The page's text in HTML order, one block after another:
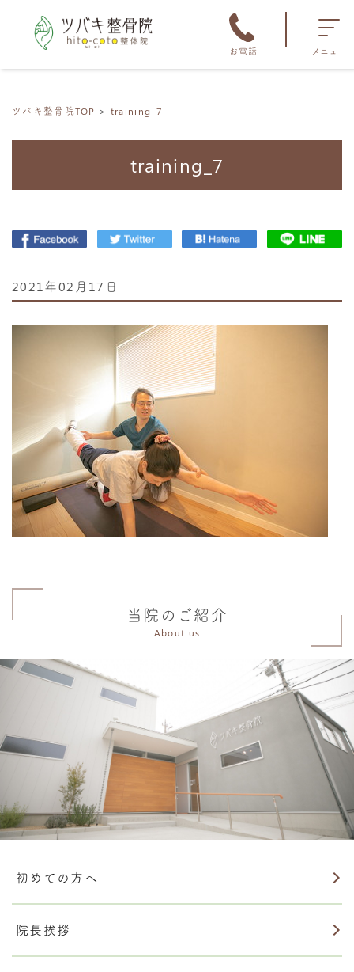
お電話 メニュー
ツバキ整骨院TOP training_7
training_7
2021年02月17日
当院のご紹介
About us
初めての方へ
院長挨拶